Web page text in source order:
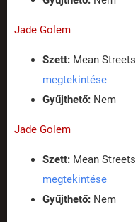
Jade Golem
Szett: Mean
megtekintése
Gyűjthető: Nem
Jade Golem
Szett: Mean
megtekintése
Gyűjthető: Nem